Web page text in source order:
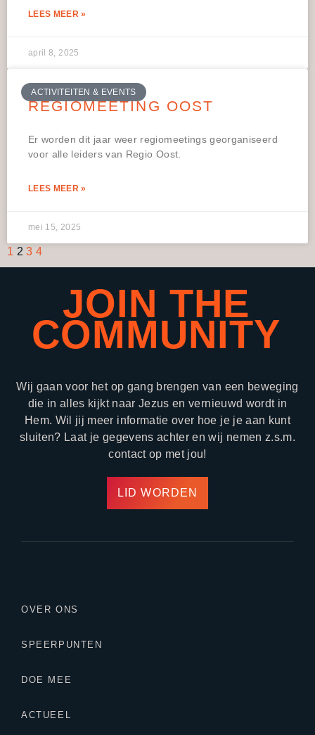
LEES MEER »
april 8, 2025
ACTIVITEITEN & EVENTS
REGIOMEETING OOST
Er worden dit jaar weer regiomeetings georganiseerd
voor alle leiders van Regio Oost.
LEES MEER »
mei 15, 2025
1 2 3 4
JOIN THE
COMMUNITY
Wij gaan voor het op gang brengen van een beweging
die in alles kijkt naar Jezus en vernieuwd wordt in
Hem. Wil jij meer informatie over hoe je je aan kunt
sluiten? Laat je gegevens achter en wij nemen z.s.m.
contact op met jou!
LID WORDEN
OVER ONS
SPEERPUNTEN
DOE MEE
ACTUEEL